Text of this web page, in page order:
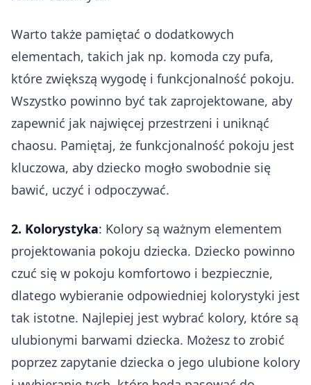
Warto także pamiętać o dodatkowych
elementach, takich jak np. komoda czy pufa,
które zwiększą wygodę i funkcjonalność pokoju.
Wszystko powinno być tak zaprojektowane, aby
zapewnić jak najwięcej przestrzeni i uniknąć
chaosu. Pamiętaj, że funkcjonalność pokoju jest
kluczowa, aby dziecko mogło swobodnie się
bawić, uczyć i odpoczywać.
2. Kolorystyka: Kolory są ważnym elementem
projektowania pokoju dziecka. Dziecko powinno
czuć się w pokoju komfortowo i bezpiecznie,
dlatego wybieranie odpowiedniej kolorystyki jest
tak istotne. Najlepiej jest wybrać kolory, które są
ulubionymi barwami dziecka. Możesz to zrobić
poprzez zapytanie dziecka o jego ulubione kolory